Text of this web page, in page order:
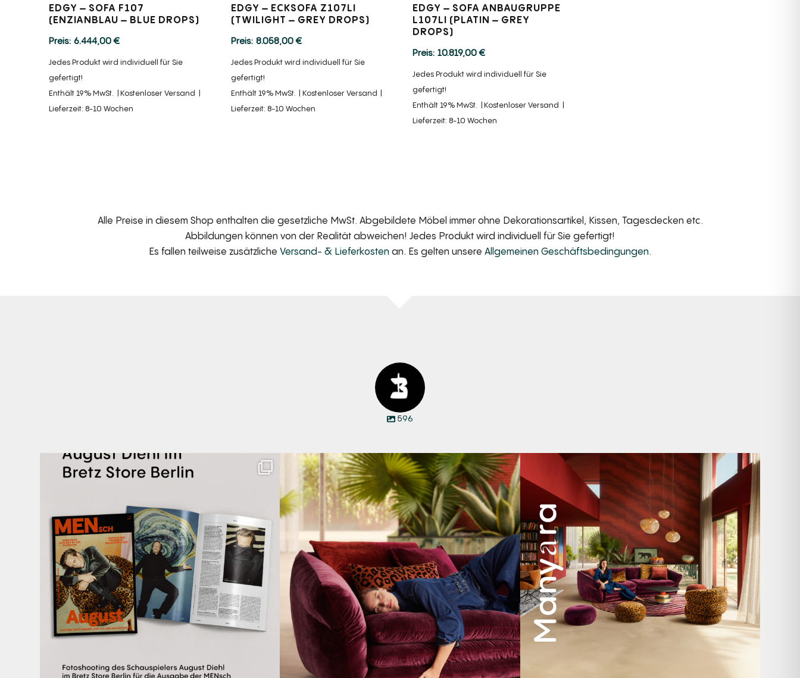
EDGY – SOFA F107
(ENZIANBLAU – BLUE DROPS)
6.444,00€
Jedes Produkt wird individuell für Sie
gefertigt!
Enthält 19% MwSt.
Kostenloser Versand
Lieferzeit: 8-10 Wochen
EDGY – ECKSOFA Z107LI
(TWILIGHT – GREY DROPS)
8.058,00€
Jedes Produkt wird individuell für Sie
gefertigt!
Enthält 19% MwSt.
Kostenloser Versand
Lieferzeit: 8-10 Wochen
EDGY – SOFA ANBAUGRUPPE
L107LI (PLATIN – GREY
DROPS)
10.819,00€
Jedes Produkt wird individuell für Sie
gefertigt!
Enthält 19% MwSt.
Kostenloser Versand
Lieferzeit: 8-10 Wochen
Alle Preise in diesem Shop enthalten die gesetzliche MwSt. Abgebildete Möbel immer ohne Dekorationsartikel, Kissen, Tagesdecken etc.
Abbildungen können von der Realität abweichen! Jedes Produkt wird individuell für Sie gefertigt!
Es fallen teilweise zusätzliche Versand- & Lieferkosten an. Es gelten unsere Allgemeinen Geschäftsbedingungen.
596
Zwischen Charakter und Design: Schauspieler August Den Kopf anlehnen. Die Gedanken auf Reisen...
69 2
Manyara. Inspiriert von der Weite Afrikas.
59 2